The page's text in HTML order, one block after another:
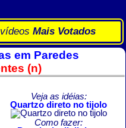
Mais Votados
em Paredes
(n)
Veja as idéias:
Quartzo direto no tijolo
Como fazer: